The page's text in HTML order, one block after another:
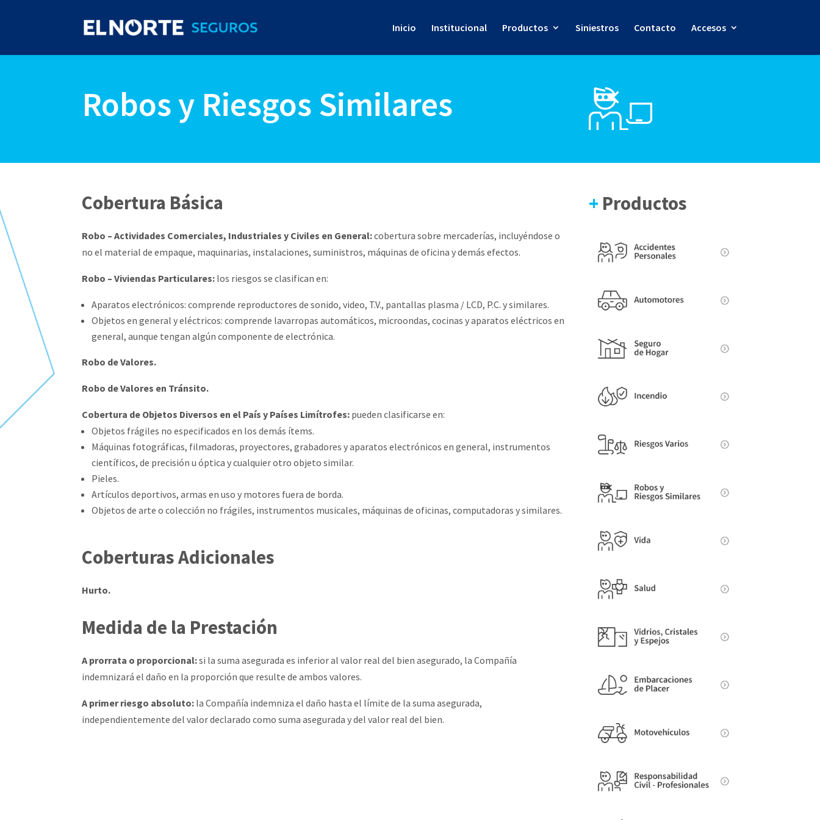
Inicio Institucional Productos Siniestros Contacto Accesos
Robos y Riesgos Similares
Cobertura Básica
Robo – Actividades Comerciales, Industriales y Civiles en General:cobertura sobre mercaderías, incluyéndose o
no el material de empaque, maquinarias, instalaciones, suministros, máquinas de oficina y demás efectos.
Robo – Viviendas Particulares: los riesgos se clasifican en:
Aparatos electrónicos: comprende reproductores de sonido, video, T.V., pantallas plasma / LCD, P.C. y similares.
Objetos en general y eléctricos: comprende lavarropas automáticos, microondas, cocinas y aparatos eléctricos en
general, aunque tengan algún componente de electrónica.
Robo de Valores.
Robo de Valores en Tránsito.
Cobertura de Objetos Diversos en el País y Países Limítrofes: pueden clasificarse en:
Objetos frágiles no especificados en los demás ítems.
Máquinas fotográficas, filmadoras, proyectores, grabadores y aparatos electrónicos en general, instrumentos
científicos, de precisión u óptica y cualquier otro objeto similar.
Pieles.
Artículos deportivos, armas en uso y motores fuera de borda.
Objetos de arte o colección no frágiles, instrumentos musicales, máquinas de oficinas, computadoras y similares.
Coberturas Adicionales
Hurto.
Medida de la Prestación
A prorrata o proporcional:si la suma asegurada es inferior al valor real del bien asegurado, la Compañía
indemnizará el daño en la proporción que resulte de ambos valores.
A primer riesgo absoluto: la Compañía indemniza el daño hasta el límite de la suma asegurada,
independientemente del valor declarado como suma asegurada y del valor real del bien.
+ Productos